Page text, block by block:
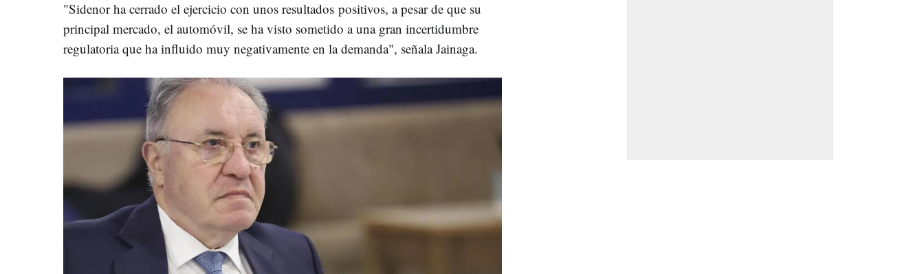
"Sidenor ha cerrado el ejercicio con unos resultados positivos, a pesar de que su
principal mercado, el automóvil, se ha visto sometido a una gran incertidumbre
regulatoria que ha influido muy negativamente en la demanda", señala Jainaga.